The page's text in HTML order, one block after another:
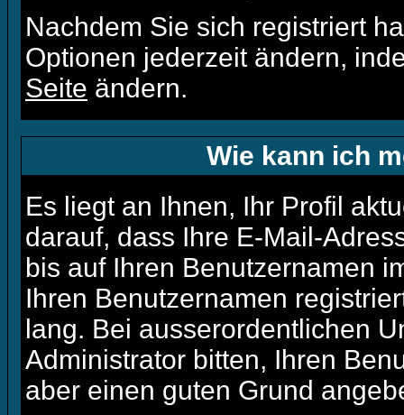
Nachdem Sie sich registriert
Optionen jederzeit ändern,
Seite ändern.
Wie kann ich
Es liegt an Ihnen, Ihr Profil
darauf, dass Ihre E-Mail-
bis auf Ihren Benutzernamen
Ihren Benutzernamen
lang. Bei ausserordentlichen
Administrator bitten, Ihren
aber einen guten Grund